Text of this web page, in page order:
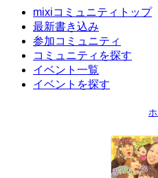
mixiコミュニティトップ
最新書き込み
参加コミュニティ
コミュニティを探す
イベント一覧
イベントを探す